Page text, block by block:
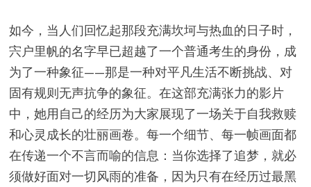
如今，当人们回忆起那段充满坎坷与热血的日子时，
宍户里帆的名字早已超越了一个普通考生的身份，成
为了一种象征——那是一种对平凡生活不断挑战、对
固有规则无声抗争的象征。在这部充满张力的影片
中，她用自己的经历为大家展现了一场关于自我救赎
和心灵成长的壮丽画卷。每一个细节、每一帧画面都
在传递一个不言而喻的信息：当你选择了追梦，就必
须做好面对一切风雨的准备，因为只有在经历过最黑